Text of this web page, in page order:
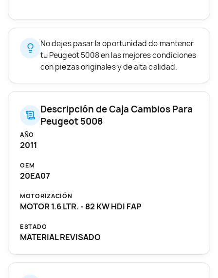
No dejes pasar la oportunidad de mantener
tu Peugeot 5008 en las mejores condiciones
con piezas originales y de alta calidad.
Descripción de Caja Cambios Para
Peugeot 5008
AÑO
2011
OEM
20EA07
MOTORIZACIÓN
MOTOR 1.6 LTR. - 82 KW HDI FAP
ESTADO
MATERIAL REVISADO